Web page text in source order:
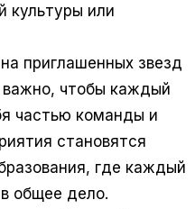
культуры или
приглашенных звезд
важно, чтобы каждый
частью команды и
становятся
где каждый
общее дело.